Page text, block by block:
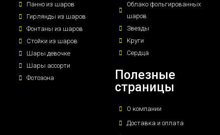
Панно из шаров
Гирлянды из шаров
Фонтаны из шаров
Стойки из шаров
Шары девочке
Шары ассорти
Фотозона
Облако фольгированных
шаров
Звезды
Круги
Сердца
Полезные
страницы
О компании
Доставка и оплата